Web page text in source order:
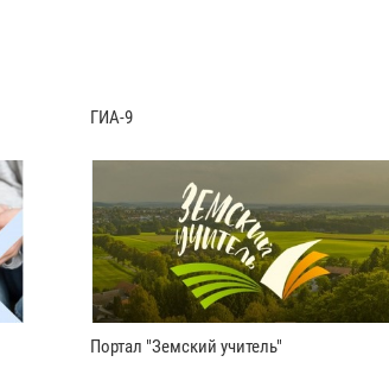
ГИА-9
Портал "Земский учитель"